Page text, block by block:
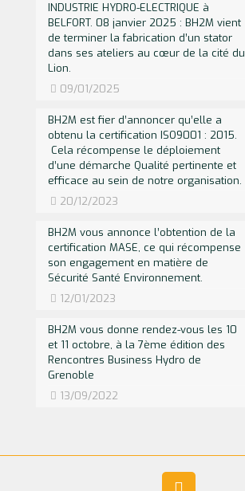
INDUSTRIE HYDRO-ELECTRIQUE à
BELFORT. 08 janvier 2025 : BH2M vient
de terminer la fabrication d’un stator
dans ses ateliers au cœur de la cité du
Lion.
09/01/2025
BH2M est fier d’annoncer qu’elle a
obtenu la certification ISO9001 : 2015.
Cela récompense le déploiement
d’une démarche Qualité pertinente et
efficace au sein de notre organisation.
20/12/2023
BH2M vous annonce l’obtention de la
certification MASE, ce qui récompense
son engagement en matière de
Sécurité Santé Environnement.
12/01/2023
BH2M vous donne rendez-vous les 10
et 11 octobre, à la 7ème édition des
Rencontres Business Hydro de
Grenoble
13/09/2022